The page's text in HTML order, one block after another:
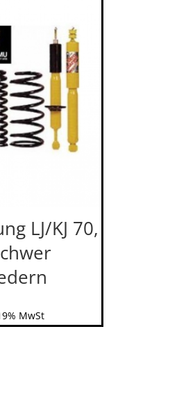
LJ/KJ 70,
MwSt